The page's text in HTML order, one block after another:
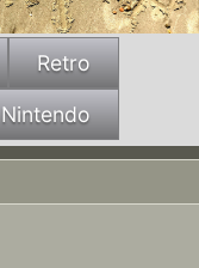
Retro
Nintendo